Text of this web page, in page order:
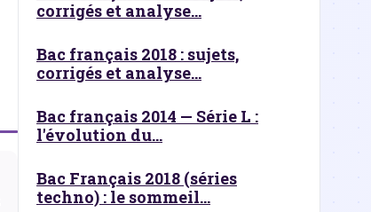
corrigés et analyse...
Bac français 2018 : sujets,
corrigés et analyse...
Bac français 2014 — Série L :
l'évolution du...
Bac Français 2018 (séries
techno) : le sommeil...